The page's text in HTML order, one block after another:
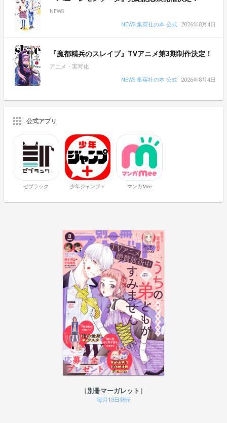
NEWS
NEWS 集英社の本 公式
2026年8月4日
『魔都精兵のスレイブ』TVアニメ第3期制作決定！
アニメ・実写化
NEWS 集英社の本 公式
2026年8月4日
公式アプリ
ゼブラック 少年ジャンプ＋ マンガMee
別冊マーガレット
毎月13日発売